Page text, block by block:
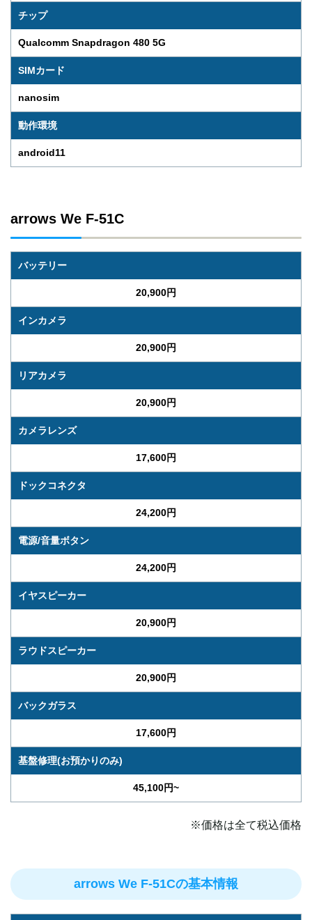
チップ
Qualcomm Snapdragon 480 5G
SIMカード
nanosim
動作環境
android11
arrows We F-51C
バッテリー
20,900円
インカメラ
20,900円
リアカメラ
20,900円
カメラレンズ
17,600円
ドックコネクタ
24,200円
電源/音量ボタン
24,200円
イヤスピーカー
20,900円
ラウドスピーカー
20,900円
バックガラス
17,600円
基盤修理(お預かりのみ)
45,100円~
※価格は全て税込価格
arrows We F-51Cの基本情報